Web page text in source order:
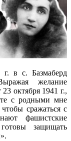
г. в с. Базмаберд
желание
октября 1941 г.,
с родными мне
сражаться с
фашистские
защищать